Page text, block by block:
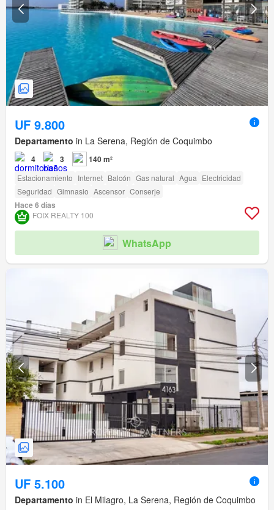
UF 9.800
Departamento in La Serena, Región de Coquimbo
4 3 140 m²
Estacionamiento Internet Balcón Gas natural Agua Electricidad
Seguridad Gimnasio Ascensor Conserje
Hace 6 días
FOIX REALTY 100
WhatsApp
UF 5.100
Departamento in El Milagro, La Serena, Región de Coquimbo